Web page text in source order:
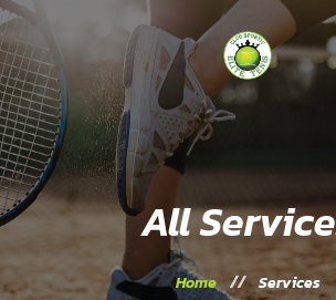
All
Home Services